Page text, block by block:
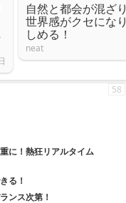
自然と都会が混ざ
世界感がクセにな
しめる！
neat
に！熱狂リアルタイム
る！
ンス次第！
58